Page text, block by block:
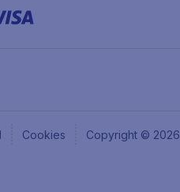
Cookies Copyright © 2026